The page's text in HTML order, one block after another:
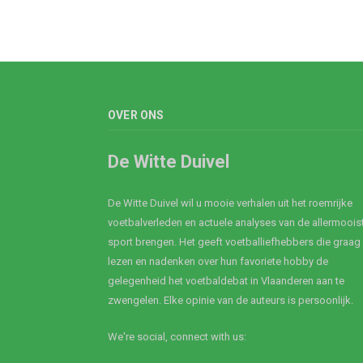
OVER ONS
De Witte Duivel
De Witte Duivel wil u mooie verhalen uit het roemrijke
voetbalverleden en actuele analyses van de
sport brengen. Het geeft voetballiefhebbers die graag
lezen en nadenken over hun favoriete hobby de
gelegenheid het voetbaldebat in Vlaanderen aan te
zwengelen. Elke opinie van de auteurs is persoonlijk.
We're social, connect with us: